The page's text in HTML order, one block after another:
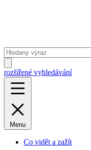
rozšířené vyhledávání
Menu
Co vidět a zažít